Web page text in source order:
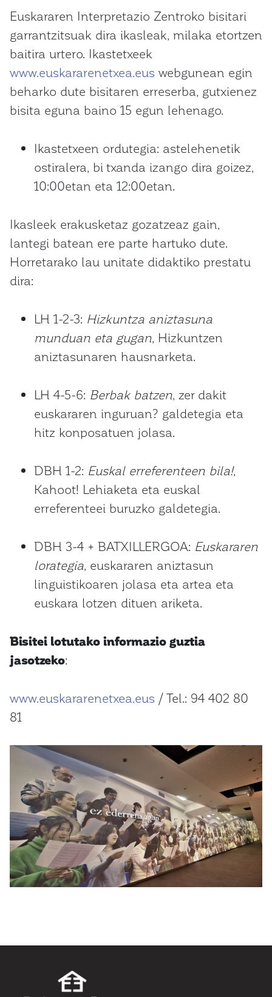
Euskararen Interpretazio Zentroko bisitari
garrantzitsuak dira ikasleak, milaka etortzen
baitira urtero. Ikastetxeek
www.euskararenetxea.eus webgunean egin
beharko dute bisitaren erreserba, gutxienez
bisita eguna baino 15 egun lehenago.
Ikastetxeen ordutegia: astelehenetik
ostiralera, bi txanda izango dira goizez,
10:00etan eta 12:00etan.
Ikasleek erakusketaz gozatzeaz gain,
lantegi batean ere parte hartuko dute.
Horretarako lau unitate didaktiko prestatu
dira:
LH 1-2-3: Hizkuntza aniztasuna
munduan eta gugan, Hizkuntzen
aniztasunaren hausnarketa.
LH 4-5-6: Berbak batzen, zer dakit
euskararen inguruan? galdetegia eta
hitz konposatuen jolasa.
DBH 1-2: Euskal erreferenteen bila!,
Kahoot! Lehiaketa eta euskal
erreferenteei buruzko galdetegia.
DBH 3-4 + BATXILLERGOA: Euskararen
lorategia, euskararen aniztasun
linguistikoaren jolasa eta artea eta
euskara lotzen dituen ariketa.
Bisitei lotutako informazio guztia
jasotzeko:
www.euskararenetxea.eus / Tel.: 94 402 80
81